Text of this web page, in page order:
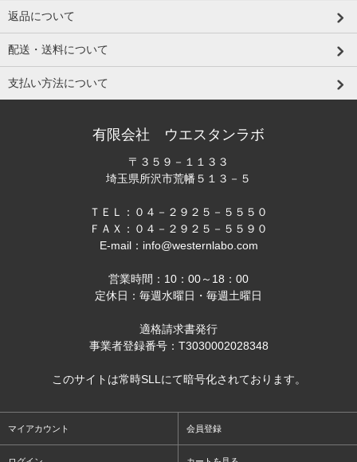
返品について
配送・送料について
支払い方法について
有限会社 ウエスタンラボ
〒３５９－１１３３
埼玉県所沢市荒幡５１３－５
ＴＥＬ：０４－２９２５－５５５０
ＦＡＸ：０４－２９２５－５５９０
E-mail：info@westernlabo.com
営業時間：10：00～18：00
定休日：毎週水曜日・毎週土曜日
適格請求書発行
事業者登録番号：T3030002028348
このサイトは常時SLLにて暗号化されております。
マイアカウント 会員登録